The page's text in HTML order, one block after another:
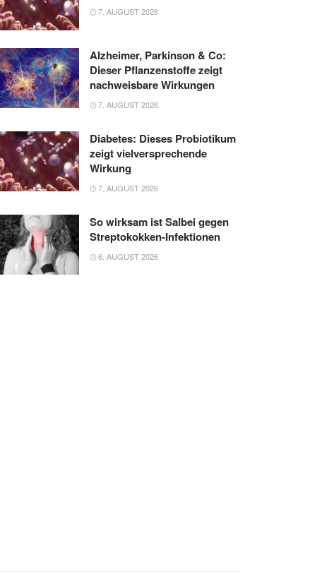
7. AUGUST 2026
Alzheimer, Parkinson & Co:
Dieser Pflanzenstoffe zeigt
nachweisbare Wirkungen
7. AUGUST 2026
Diabetes: Dieses Probiotikum
zeigt vielversprechende
Wirkung
7. AUGUST 2026
So wirksam ist Salbei gegen
Streptokokken-Infektionen
6. AUGUST 2026